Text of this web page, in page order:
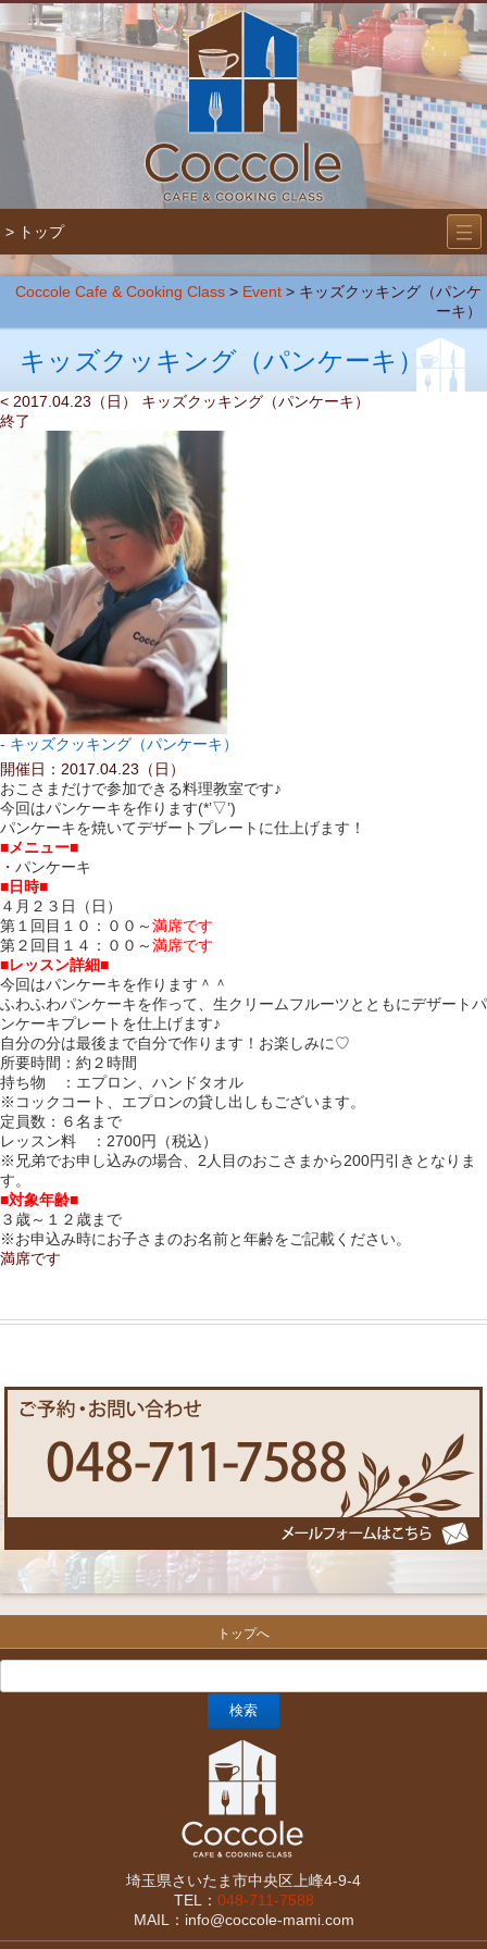
> トップ ―
―
―
Coccole Cafe & Cooking Class > Event > キッズクッキング（パンケ
ーキ）
キッズクッキング（パンケーキ）
< 2017.04.23（日） キッズクッキング（パンケーキ）
終了
キッズクッキング（パンケーキ）
開催日：2017.04.23（日）
おこさまだけで参加できる料理教室です♪
今回はパンケーキを作ります(*’▽’)
パンケーキを焼いてデザートプレートに仕上げます！
■メニュー■
・パンケーキ
■日時■
４月２３日（日）
第１回目１０：００～満席です
第２回目１４：００～満席です
■レッスン詳細■
今回はパンケーキを作ります＾＾
ふわふわパンケーキを作って、生クリームフルーツとともにデザートパ
ンケーキプレートを仕上げます♪
自分の分は最後まで自分で作ります！お楽しみに♡
所要時間：約２時間
持ち物 ：エプロン、ハンドタオル
※コックコート、エプロンの貸し出しもございます。
定員数：６名まで
レッスン料 ：2700円（税込）
※兄弟でお申し込みの場合、2人目のおこさまから200円引きとなりま
す。
■対象年齢■
３歳～１２歳まで
※お申込み時にお子さまのお名前と年齢をご記載ください。
満席です
トップへ
埼玉県さいたま市中央区上峰4-9-4
TEL： 048-711-7588
MAIL：info@coccole-mami.com